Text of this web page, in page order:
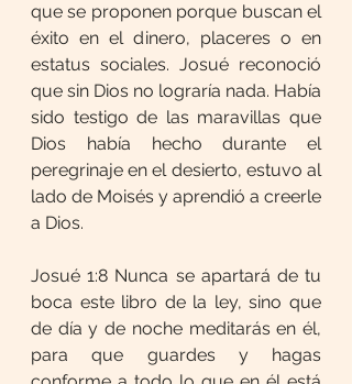
que se proponen porque buscan el
éxito en el dinero, placeres o en
estatus sociales. Josué reconoció
que sin Dios no lograría nada. Había
sido testigo de las maravillas que
Dios había hecho durante el
peregrinaje en el desierto, estuvo al
lado de Moisés y aprendió a creerle
a Dios.
Josué 1:8 Nunca se apartará de tu
boca este libro de la ley, sino que
de día y de noche meditarás en él,
para que guardes y hagas